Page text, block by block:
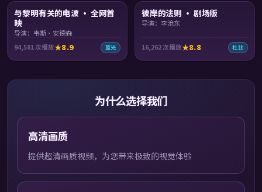
与黎明有关的电波 · 全网首
映
导演：韦斯·安德森
94,581 次播放 8.9 蓝光
彼岸的法则 · 剧场版
导演：李沧东
16,262次播放 8.8 杜比
为什么选择我们
高清画质
提供超清画质视频，为您带来极致的视觉体验